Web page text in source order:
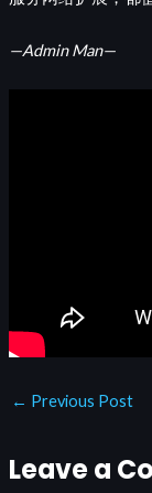
—Admin Man—
← Previous Post
Leave a